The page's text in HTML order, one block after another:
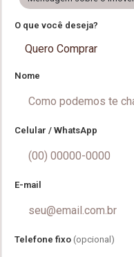
O que você deseja?
Quero Comprar
Nome
Celular / WhatsApp
E-mail
Telefone fixo (opcional)